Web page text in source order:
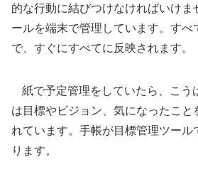
的な行動に結びつけなければいけま
ールを端末で管理しています。す
で、すぐにすべてに反映されます。
紙で予定管理をしていたら、こう
は目標やビジョン、気になったこと
れています。手帳が目標管理ツール
ります。